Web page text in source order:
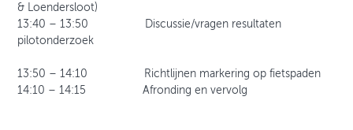
& Loendersloot)
13:40 – 13:50 Discussie/vragen resultaten
pilotonderzoek
13:50 – 14:10 Richtlijnen markering op fietspaden
14:10 – 14:15 Afronding en vervolg